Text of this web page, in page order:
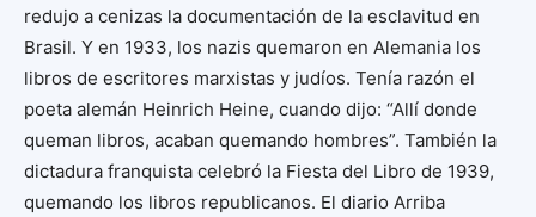
redujo a cenizas la documentación de la esclavitud en
Brasil. Y en 1933, los nazis quemaron en Alemania los
libros de escritores marxistas y judíos. Tenía razón el
poeta alemán Heinrich Heine, cuando dijo: “Allí donde
queman libros, acaban quemando hombres”. También la
dictadura franquista celebró la Fiesta del Libro de 1939,
quemando los libros republicanos. El diario Arriba